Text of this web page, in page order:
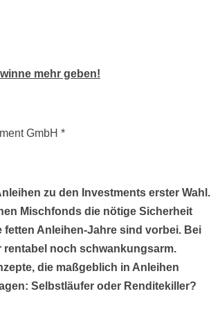
mehr geben!
GmbH *
zu den Investments erster Wahl.
Mischfonds die nötige Sicherheit
Anleihen-Jahre sind vorbei. Bei
rentabel noch schwankungsarm.
die maßgeblich in Anleihen
Selbstläufer oder Renditekiller?